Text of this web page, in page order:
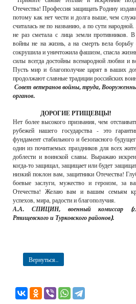
Отечества! Профессия защищать Родину
потому как нет чести и долга выше, чем
считалась не по названию, а по сути
не раз сметала с лица земли противников.
войны не на жизнь, а на смерть вела борьбу
сокрушила и уничтожила фашизм, спасла
силы всегда достойны всенародной любви и
Пусть мир и благополучие царят в ваших
продолжают славные традиции российских
Совет ветеранов войны, труда,
органов.
ДОРОГИЕ РТИЩЕВЦЫ!
Нет более высокого призвания, чем
рубежей нашего государства - это
фундамент стабильного и безопасного
один из почитаемых праздников для всех
доблести и воинской славы. Выражаю
когда-то защищал, защищает или будет
низкий поклон вам, защитники Отечества!
боевые заслуги, мужество и героизм, за
Отечества! Желаю вам и вашим семьям
успехов, мира, радости и благополучия.
А.А. СПИЦИН, военный комиссар (г.
Ртищевского и Турковского районов).
Вернуться...